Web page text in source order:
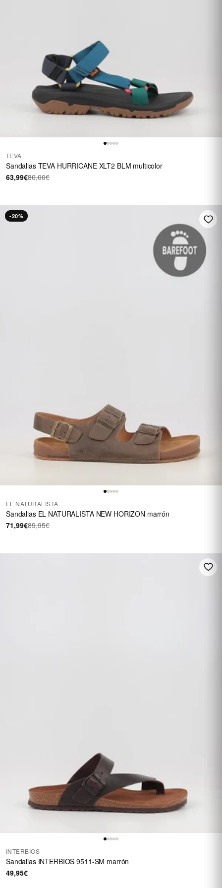
TEVA
Sandalias TEVA HURRICANE XLT2 BLM multicolor
63,99€80,00€
-20%
EL NATURALISTA
Sandalias EL NATURALISTA NEW HORIZON marrón
71,99€89,95€
INTERBIOS
Sandalias INTERBIOS 9511-SM marrón
49,95€